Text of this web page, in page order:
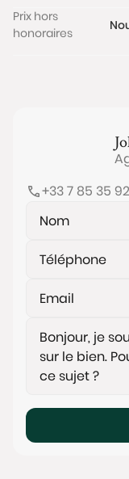
Prix hors
honoraires
+33 7 85 35